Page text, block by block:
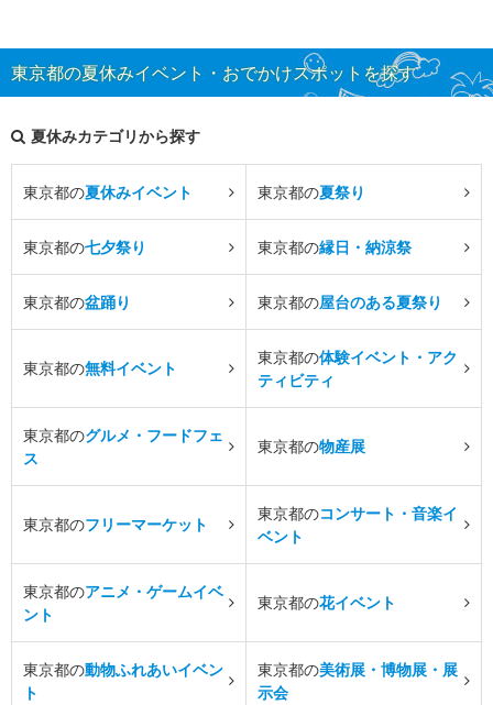
東京都の夏休みイベント・おでかけスポットを探す
夏休みカテゴリから探す
東京都の夏休みイベント 東京都の夏祭り
東京都の七夕祭り 東京都の縁日・納涼祭
東京都の盆踊り 東京都の屋台のある夏祭り
東京都の無料イベント
東京都の体験イベント・アク
ティビティ
東京都のグルメ・フードフェ
ス
東京都の物産展
東京都のフリーマーケット
東京都のコンサート・音楽イ
ベント
東京都のアニメ・ゲームイベ
ント
東京都の花イベント
東京都の動物ふれあいイベン
ト
東京都の美術展・博物展・展
示会